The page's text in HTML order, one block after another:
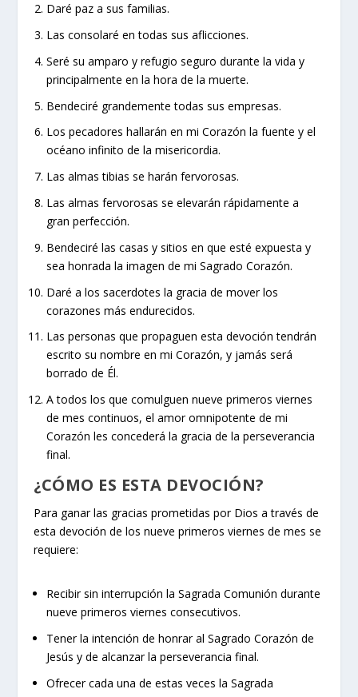
Daré paz a sus familias.
Las consolaré en todas sus aflicciones.
Seré su amparo y refugio seguro durante la vida y
principalmente en la hora de la muerte.
Bendeciré grandemente todas sus empresas.
Los pecadores hallarán en mi Corazón la fuente y el
océano infinito de la misericordia.
Las almas tibias se harán fervorosas.
Las almas fervorosas se elevarán rápidamente a
gran perfección.
Bendeciré las casas y sitios en que esté expuesta y
sea honrada la imagen de mi Sagrado Corazón.
Daré a los sacerdotes la gracia de mover los
corazones más endurecidos.
Las personas que propaguen esta devoción tendrán
escrito su nombre en mi Corazón, y jamás será
borrado de Él.
A todos los que comulguen nueve primeros viernes
de mes continuos, el amor omnipotente de mi
Corazón les concederá la gracia de la perseverancia
final.
¿CÓMO ES ESTA DEVOCIÓN?
Para ganar las gracias prometidas por Dios a través de
esta devoción de los nueve primeros viernes de mes se
requiere:
Recibir sin interrupción la Sagrada Comunión durante
nueve primeros viernes consecutivos.
Tener la intención de honrar al Sagrado Corazón de
Jesús y de alcanzar la perseverancia final.
Ofrecer cada una de estas veces la Sagrada